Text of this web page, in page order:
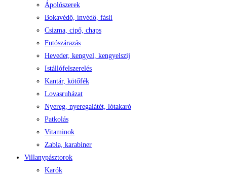
Ápolószerek
Bokavédő, ínvédő, fásli
Csizma, cipő, chaps
Futószárazás
Heveder, kengyel, kengyelszíj
Istállófelszerelés
Kantár, kötőfék
Lovasruházat
Nyereg, nyeregalátét, lótakaró
Patkolás
Vitaminok
Zabla, karabiner
Villanypásztorok
Karók